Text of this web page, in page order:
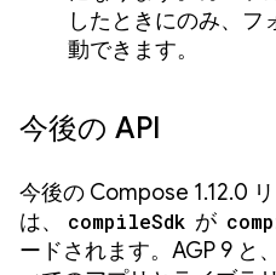
したときにのみ、フ
動できます。
今後の API
今後の Compose 1.12.0
は、
compileSdk が
ードされます。AGP 9 と